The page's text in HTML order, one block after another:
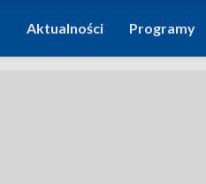
Aktualności Programy